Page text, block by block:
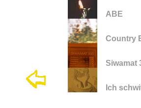
ABE
Country
Siwamat
Ich